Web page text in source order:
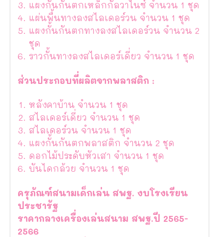
แผงกั้นกันตกเหล็กกัลวาไนซ์ จำนวน 1 ชุด
แผ่นพื้นทางลงสไลเดอร์วน จำนวน 1 ชุด
แผงกั้นกันตกทางลงสไลเดอร์วน จำนวน 2
ชุด
ราวกั้นทางลงสไลเดอร์เดี่ยว จำนวน 1 ชุด
ส่วนประกอบที่ผลิตจากพลาสติก :
หลังคาบ้าน จำนวน 1 ชุด
สไลเดอร์เดี่ยว จำนวน 1 ชุด
สไลเดอร์วน จำนวน 1 ชุด
แผงกั้นกันตกพลาสติก จำนวน 2 ชุด
ดอกไม้ประดับหัวเสา จำนวน 1 ชุด
บันไดกล้วย จำนวน 1 ชุด
ครุภัณฑ์สนามเด็กเล่น สพฐ. งบโรงเรียน
ประชารัฐ
ราคากลางเครื่องเล่นสนาม สพฐ.ปี 2565-
2566